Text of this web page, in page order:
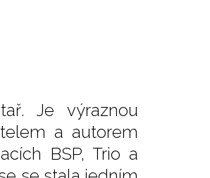
Je výraznou
a autorem
BSP, Trio a